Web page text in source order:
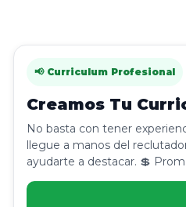
📢 Curriculum Profesional
Creamos Tu
No basta con tener
llegue a manos del
ayudarte a destacar. 💲